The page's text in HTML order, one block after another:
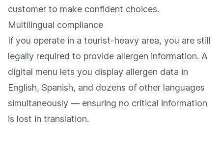
customer to make confident choices.
Multilingual compliance
If you operate in a tourist-heavy area, you are still
legally required to provide allergen information. A
digital menu lets you display allergen data in
English, Spanish, and dozens of other languages
simultaneously — ensuring no critical information
is lost in translation.